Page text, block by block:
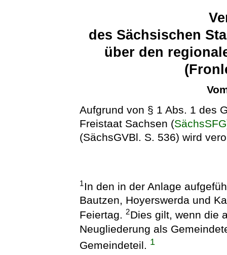
des Sächsischen
über den
Aufgrund von § 1 Abs. 1 des
Freistaat Sachsen (SächsSFG
(SächsGVBl. S. 536) wird
1In den in der Anlage
Bautzen, Hoyerswerda und
Feiertag.2Dies gilt, wenn die
Neugliederung als
Gemeindeteil.
1